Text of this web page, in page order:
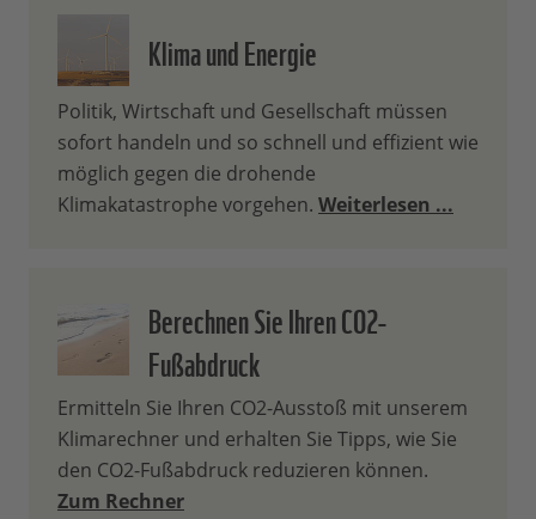
Klima und Energie
Politik, Wirtschaft und Gesellschaft müssen
sofort handeln und so schnell und effizient wie
möglich gegen die drohende
Klimakatastrophe vorgehen. Weiterlesen ...
Berechnen Sie Ihren CO2-
Fußabdruck
Ermitteln Sie Ihren CO2-Ausstoß mit unserem
Klimarechner und erhalten Sie Tipps, wie Sie
den CO2-Fußabdruck reduzieren können.
Zum Rechner